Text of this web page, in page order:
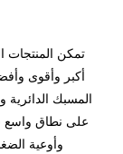
أكبر وأقوى
على نطاق واسع
وأوعية